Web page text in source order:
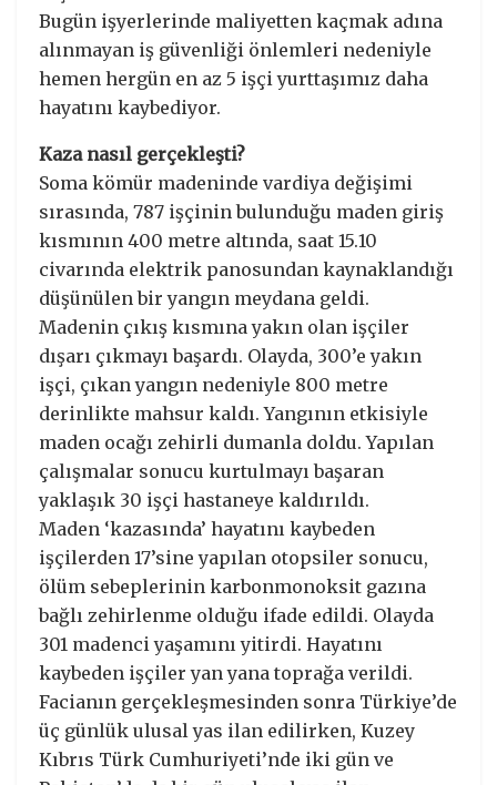
Bugün işyerlerinde maliyetten kaçmak adına
alınmayan iş güvenliği önlemleri nedeniyle
hemen hergün en az 5 işçi yurttaşımız daha
hayatını kaybediyor.
Kaza nasıl gerçekleşti?
Soma kömür madeninde vardiya değişimi
sırasında, 787 işçinin bulunduğu maden giriş
kısmının 400 metre altında, saat 15.10
civarında elektrik panosundan kaynaklandığı
düşünülen bir yangın meydana geldi.
Madenin çıkış kısmına yakın olan işçiler
dışarı çıkmayı başardı. Olayda, 300’e yakın
işçi, çıkan yangın nedeniyle 800 metre
derinlikte mahsur kaldı. Yangının etkisiyle
maden ocağı zehirli dumanla doldu. Yapılan
çalışmalar sonucu kurtulmayı başaran
yaklaşık 30 işçi hastaneye kaldırıldı.
Maden ‘kazasında’ hayatını kaybeden
işçilerden 17’sine yapılan otopsiler sonucu,
ölüm sebeplerinin karbonmonoksit gazına
bağlı zehirlenme olduğu ifade edildi. Olayda
301 madenci yaşamını yitirdi. Hayatını
kaybeden işçiler yan yana toprağa verildi.
Facianın gerçekleşmesinden sonra Türkiye’de
üç günlük ulusal yas ilan edilirken, Kuzey
Kıbrıs Türk Cumhuriyeti’nde iki gün ve